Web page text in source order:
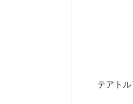
テアト